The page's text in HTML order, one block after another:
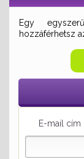
Egy
hozzáférhetsz
E-mail cím